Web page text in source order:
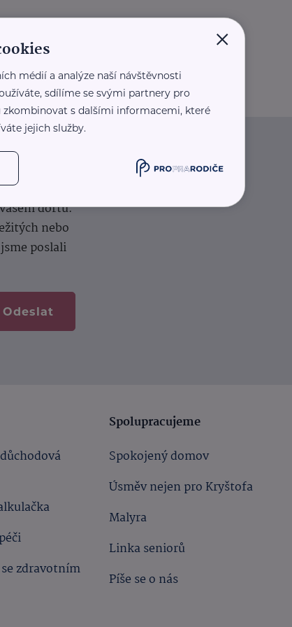
dortu.
nebo
poslali
Odeslat
zdravotním
Spolupracujeme
Spokojený domov
Úsměv nejen pro Kryštofa
Malyra
Linka seniorů
Píše se o nás
×
médií a analýze naší návštěvnosti
sdílíme se svými partnery pro
s dalšími informacemi, které
jejich služby.